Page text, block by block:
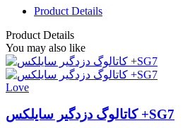
Product Details
Product Details
You may also like
Love
کاتالوگ دزدگیر سایلکس +SG7